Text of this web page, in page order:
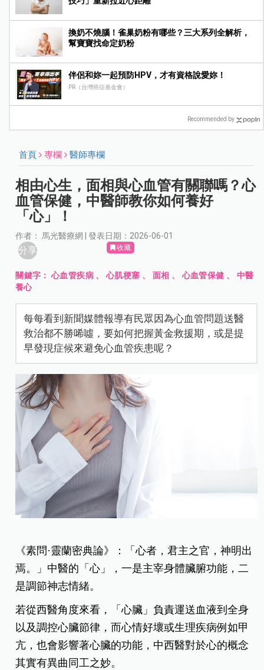
換奶不燒腦！雀巢奶粉有哪些？三大系列全解析，
幫寶寶找命定奶粉
伴侶和妳一起預防HPV，才有資格說愛妳！
PR（台灣癌症基金會）
Recommended by
首頁 專欄 醫師專欄
相由心生，面相與心血管有關聯嗎？心
血管保健，中醫師教你如何養好
「心」！
作者： 馬光醫療網 | 發表日期：2026-06-01
分享 收藏
關鍵字：心血管疾病、心肌梗塞 、 面相 、 心血管保健 、 中醫
養心
每每看到新聞媒體報導有民眾因為心血管問題送醫
救治都不勝唏噓，要如何把握黃金救援期，或是提
早發現症候來避免心血管疾患呢？
《素問·靈蘭密典論》：「心者，君主之官，神明出
焉。」中醫的「心」，一是主宰身體臟腑功能，二
是調節神志情緒。
若從西醫角度來看，「心臟」負責運送血液到全身
以及調控心臟節律，而心情好壞或生理疾病例如甲
亢，也會影響著心臟的功能，中西醫對於心的概念
其實有異曲同工之妙。